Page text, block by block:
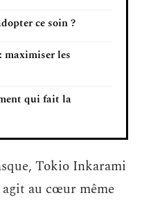
ce soin ?
maximiser les
qui fait la
Tokio Inkarami
agit au cœur même